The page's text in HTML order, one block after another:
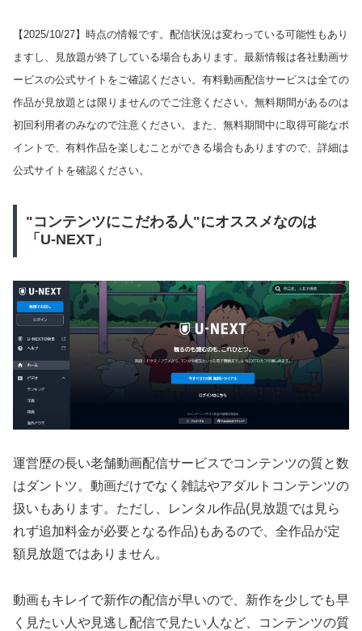
【 2025/10/27】時点の情報です。配信状況は変わっている可能性もあり
ますし、見放題が終了している場合もあります。最新情報は各社動画サ
ービスの公式サイトをご確認ください。有料動画配信サービスは全ての
作品が見放題とは限りませんのでご注意ください。無料期間があるのは
初回利用者のみなので注意ください。また、無料期間中に取得可能なポ
イントで、有料作品を楽しむことができる場合もありますので、詳細は
公式サイトを確認ください。
"コンテンツにこだわる人"にオススメなのは
「U-NEXT」
運営歴の長い老舗動画配信サービスでコンテンツの質と数
はダントツ。動画だけでなく雑誌やアダルトコンテンツの
扱いもあります。ただし、レンタル作品(見放題では見ら
れず追加料金が必要となる作品)もあるので、全作品が定
額見放題ではありません。
動画もキレイで新作の配信が早いので、新作を少しでも早
く見たい人や見逃し配信で見たい人など、コンテンツの質